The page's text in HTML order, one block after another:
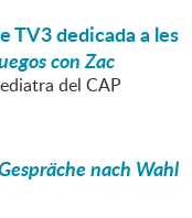
TV3 dedicada a les
con Zac
del CAP
nach Wahl